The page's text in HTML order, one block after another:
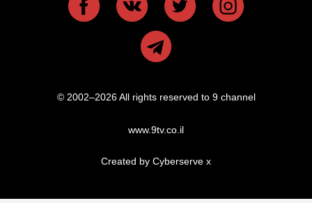
© 2002–2026 All rights reserved to 9 channel
www.9tv.co.il
Created by Cyberserve x